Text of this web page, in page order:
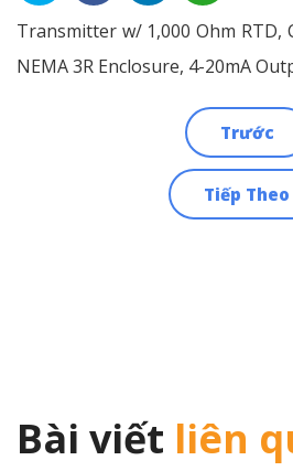
Transmitter w/ 1,000 Ohm RTD,
NEMA 3R Enclosure, 4-20mA
Trước
Tiếp Theo
Bài viết liên